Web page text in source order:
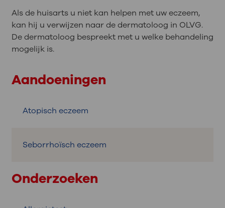
Als de huisarts u niet kan helpen met uw eczeem,
kan hij u verwijzen naar de dermatoloog in OLVG.
De dermatoloog bespreekt met u welke behandeling
mogelijk is.
Aandoeningen
Atopisch eczeem
Seborrhoïsch eczeem
Onderzoeken